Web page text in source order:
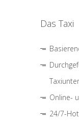
Das Taxi
Online-
24/7-